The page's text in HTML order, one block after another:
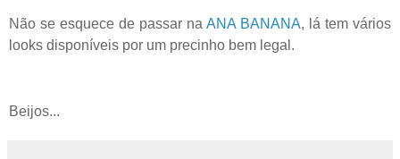
Não se esquece de passar na ANA BANANA, lá tem vários
looks disponíveis por um precinho bem legal.
Beijos...